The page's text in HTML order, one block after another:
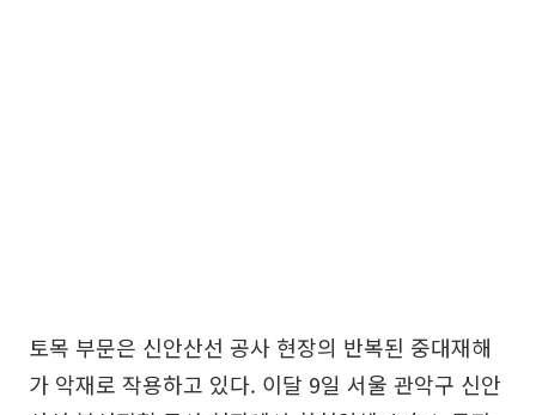
토목 부문은 신안산선 공사 현장의 반복된 중대재해
가 악재로 작용하고 있다. 이달 9일 서울 관악구 신안